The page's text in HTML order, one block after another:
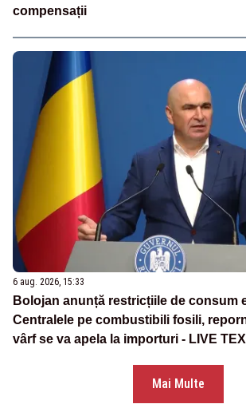
compensații
6 aug. 2026, 15:33
Bolojan anunță restricțiile de consum
Centralele pe combustibili fosili,
vârf se va apela la importuri - LIVE
Mai Multe